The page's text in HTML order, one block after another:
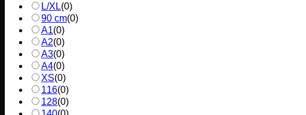
L/XL(0)
90 cm(0)
A1(0)
A2(0)
A3(0)
A4(0)
XS(0)
116(0)
128(0)